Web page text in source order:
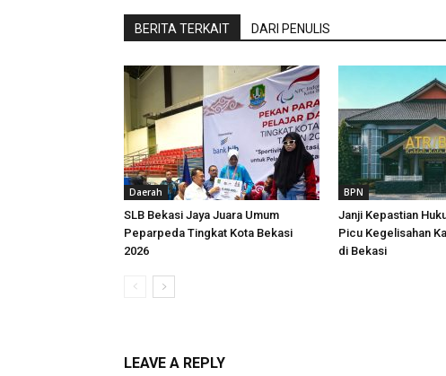
BERITA TERKAIT DARI PENULIS
Daerah
SLB Bekasi Jaya Juara Umum
Peparpeda Tingkat Kota Bekasi
2026
BPN
Janji Kepastian
Picu Kegelisahan
di Bekasi
LEAVE A REPLY